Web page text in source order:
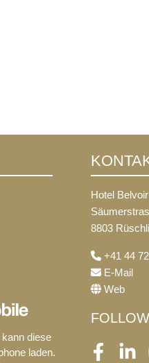
diese
laden.
Hotel Belvoir
8803
+41 44
E-Mail
Web
Facebook